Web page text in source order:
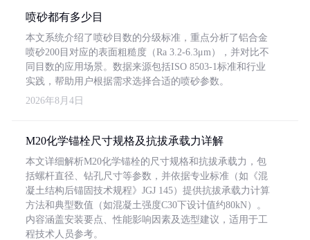
喷砂都有多少目
本文系统介绍了喷砂目数的分级标准，重点分析了铝合金
喷砂200目对应的表面粗糙度（Ra 3.2-6.3μm），并对比不
同目数的应用场景。数据来源包括ISO 8503-1标准和行业
实践，帮助用户根据需求选择合适的喷砂参数。
2026年8月4日
M20化学锚栓尺寸规格及抗拔承载力详解
本文详细解析M20化学锚栓的尺寸规格和抗拔承载力，包
括螺杆直径、钻孔尺寸等参数，并依据专业标准（如《混
凝土结构后锚固技术规程》JGJ 145）提供抗拔承载力计算
方法和典型数值（如混凝土强度C30下设计值约80kN）。
内容涵盖安装要点、性能影响因素及选型建议，适用于工
程技术人员参考。